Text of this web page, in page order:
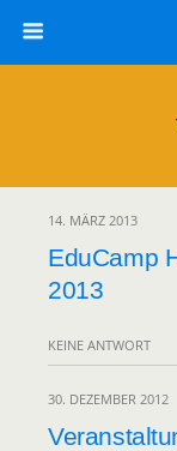
14. MÄRZ 2013
EduCamp
2013
KEINE ANTWORT
30. DEZEMBER 2012